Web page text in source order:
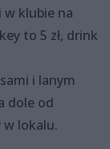
klubie na
to 5 zł, drink
i lanym
dole od
w lokalu.